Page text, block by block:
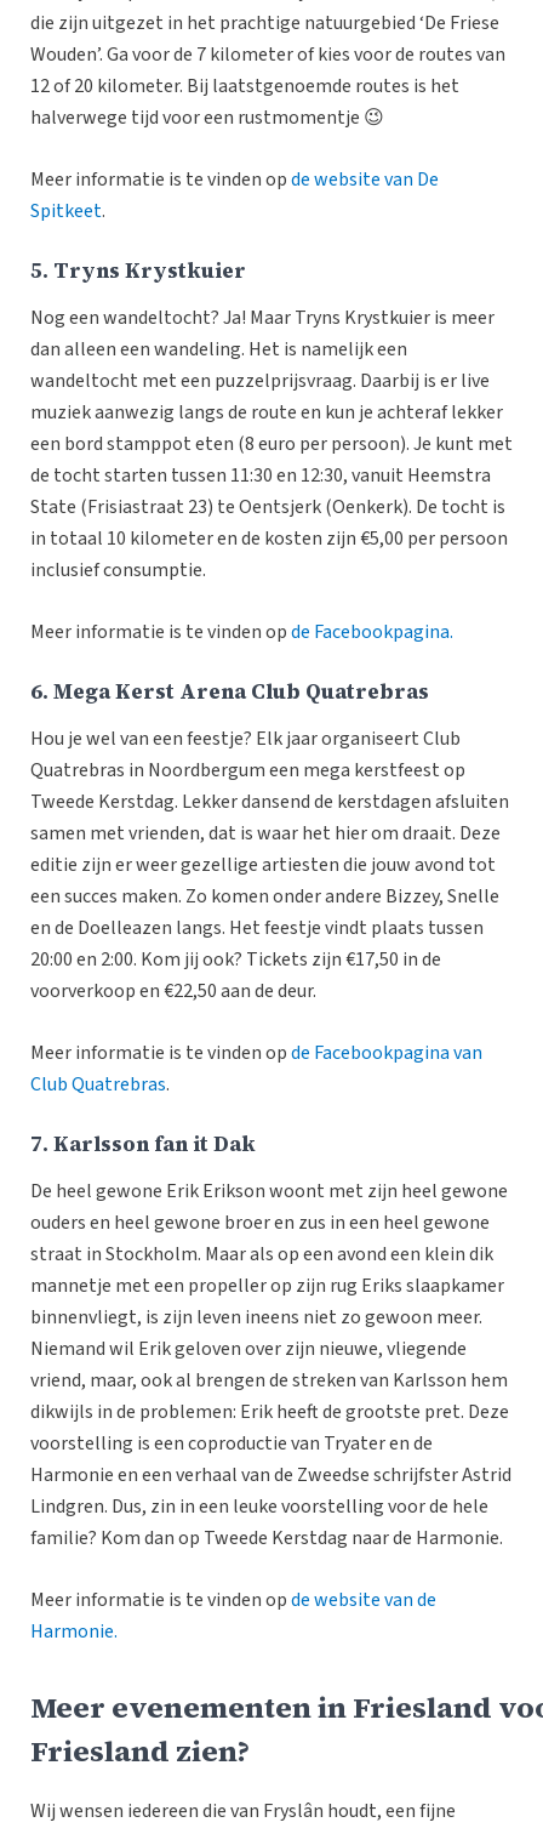
die zijn uitgezet in het prachtige natuurgebied ‘De Friese
Wouden’. Ga voor de 7 kilometer of kies voor de routes van
12 of 20 kilometer. Bij laatstgenoemde routes is het
halverwege tijd voor een rustmomentje 😉
Meer informatie is te vinden opde website van De
Spitkeet.
5. Tryns Krystkuier
Nog een wandeltocht? Ja! Maar Tryns Krystkuier is meer
dan alleen een wandeling. Het is namelijk een
wandeltocht met een puzzelprijsvraag. Daarbij is er live
muziek aanwezig langs de route en kun je achteraf lekker
een bord stamppot eten (8 euro per persoon). Je kunt met
de tocht starten tussen 11:30 en 12:30, vanuit Heemstra
State (Frisiastraat 23) te Oentsjerk (Oenkerk). De tocht is
in totaal 10 kilometer en de kosten zijn €5,00 per persoon
inclusief consumptie.
Meer informatie is te vinden opde Facebookpagina.
6. Mega Kerst Arena Club Quatrebras
Hou je wel van een feestje? Elk jaar organiseert Club
Quatrebras in Noordbergum een mega kerstfeest op
Tweede Kerstdag. Lekker dansend de kerstdagen afsluiten
samen met vrienden, dat is waar het hier om draait. Deze
editie zijn er weer gezellige artiesten die jouw avond tot
een succes maken. Zo komen onder andere Bizzey, Snelle
en de Doelleazen langs. Het feestje vindt plaats tussen
20:00 en 2:00. Kom jij ook? Tickets zijn €17,50 in de
voorverkoop en €22,50 aan de deur.
Meer informatie is te vinden opde Facebookpagina van
Club Quatrebras.
7. Karlsson fan it Dak
De heel gewone Erik Erikson woont met zijn heel gewone
ouders en heel gewone broer en zus in een heel gewone
straat in Stockholm. Maar als op een avond een klein dik
mannetje met een propeller op zijn rug Eriks slaapkamer
binnenvliegt, is zijn leven ineens niet zo gewoon meer.
Niemand wil Erik geloven over zijn nieuwe, vliegende
vriend, maar, ook al brengen de streken van Karlsson hem
dikwijls in de problemen: Erik heeft de grootste pret. Deze
voorstelling is een coproductie van Tryater en de
Harmonie en een verhaal van de Zweedse schrijfster Astrid
Lindgren. Dus, zin in een leuke voorstelling voor de hele
familie? Kom dan op Tweede Kerstdag naar de Harmonie.
Meer informatie is te vinden opde website van de
Harmonie.
Meer evenementen in Friesland
Friesland zien?
Wij wensen iedereen die van Fryslân houdt, een fijne